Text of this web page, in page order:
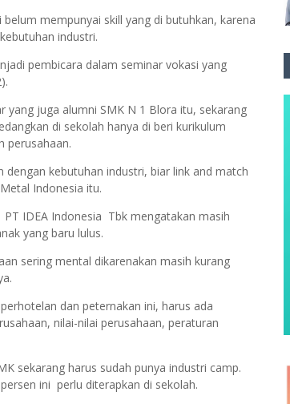
mempunyai skill yang di butuhkan, karena
industri.
pembicara dalam seminar vokasi yang
yang juga alumni SMK N 1 Blora itu, sekarang
di sekolah hanya di beri kurikulum
perusahaan.
kebutuhan industri, biar link and match
Indonesia itu.
IDEA Indonesia Tbk mengatakan masih
yang baru lulus.
sering mental dikarenakan masih kurang
dan peternakan ini, harus ada
nilai-nilai perusahaan, peraturan
sekarang harus sudah punya industri camp.
ini perlu diterapkan di sekolah.